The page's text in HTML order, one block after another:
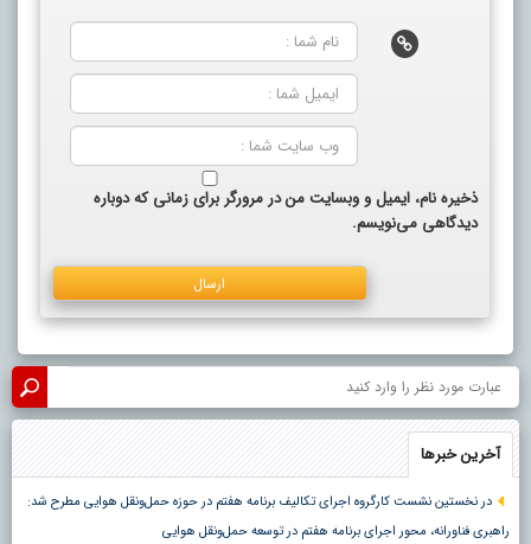
ذخیره نام، ایمیل و وبسایت من در مرورگر برای زمانی که دوباره
دیدگاهی می‌نویسم.
آخرین خبرها
در نخستین نشست کارگروه اجرای تکالیف برنامه هفتم در حوزه حمل‌ونقل هوایی مطرح شد:
راهبری فناورانه، محور اجرای برنامه هفتم در توسعه حمل‌ونقل هوایی